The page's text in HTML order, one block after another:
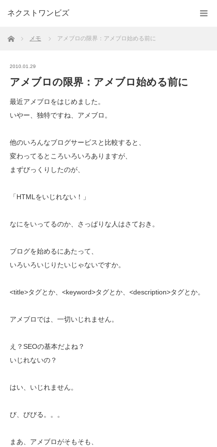
ネクストワンビズ
ホーム メモ アメブロの限界：アメブロ始める前に
2010.01.29
アメブロの限界：アメブロ始める前に
最近アメブロをはじめました。
いやー、独特ですね、アメブロ。
他のいろんなブログサービスと比較すると、
変わってるところいろいろありますが、
まずびっくりしたのが、
「HTMLをいじれない！」
なにをいってるのか、さっぱりな人はさておき。
ブログを始めるにあたって、
いろいろいじりたいじゃないですか。
<title>タグとか、<keyword>タグとか、<description>タグとか。
アメブロでは、一切いじれません。
え？SEOの基本だよね？
いじれないの？
はい、いじれません。
び、びびる。。。
まあ、アメブロがそもそも、